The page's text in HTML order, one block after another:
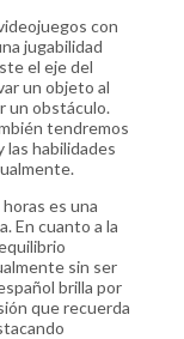
con
jugabilidad
el eje del
un objeto al
un obstáculo.
tendremos
las habilidades
es una
En cuanto a la
sin ser
brilla por
que recuerda